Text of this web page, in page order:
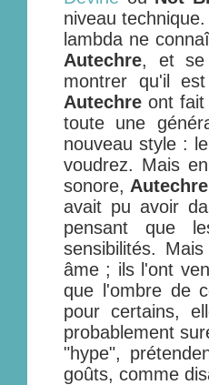
niveau
lambda ne
Autechre, et se
montrer qu'il
Autechre ont fait
toute une
nouveau style :
voudrez. Mais
sonore, Autechre
avait pu avoir
pensant que
sensibilités.
âme ; ils l'ont
que l'ombre de
pour certains,
probablement
"hype",
goûts, comme